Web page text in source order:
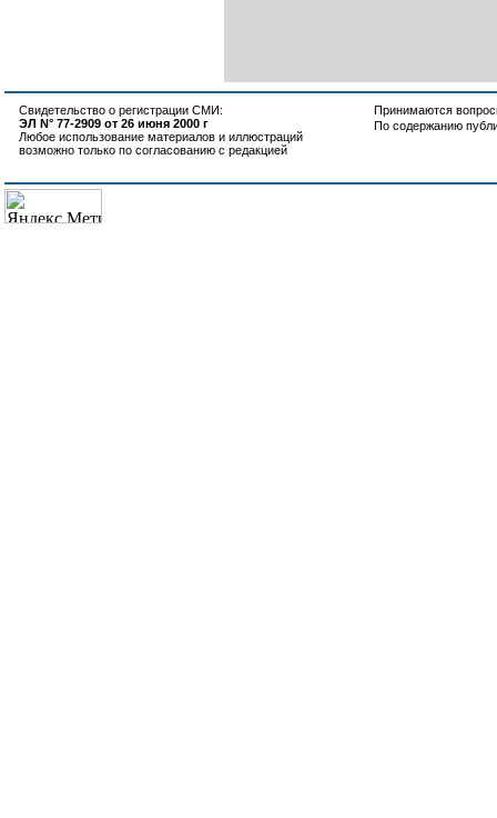
Свидетельство о регистрации СМИ:
ЭЛ N° 77-2909 от 26 июня 2000 г
Любое использование материалов и иллюстраций
возможно только по согласованию с редакцией
Принимаются
По содержанию